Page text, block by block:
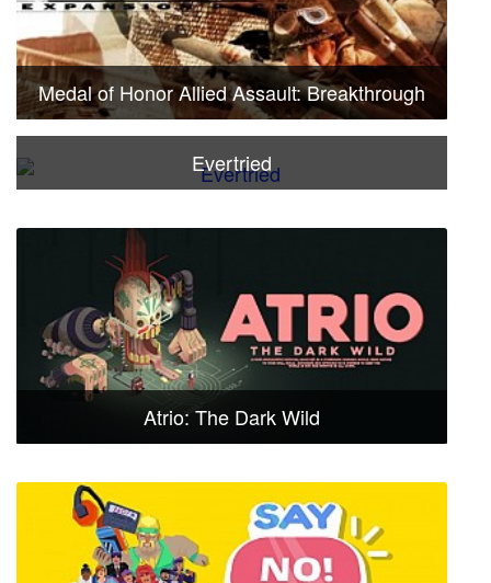
Medal of Honor Allied Assault: Breakthrough
Evertried
Atrio: The Dark Wild